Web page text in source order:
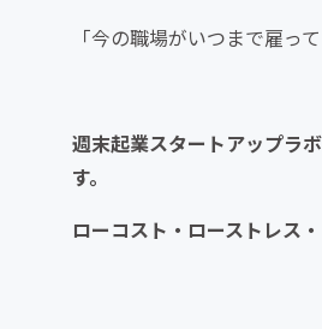
「今の職場がいつまで雇っ
週末起業スタートアップラ
す。
ローコスト・ローストレス